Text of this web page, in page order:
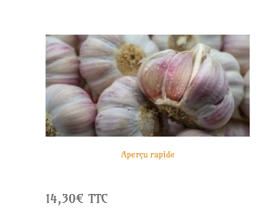
Aperçu rapide
14,30€ TTC